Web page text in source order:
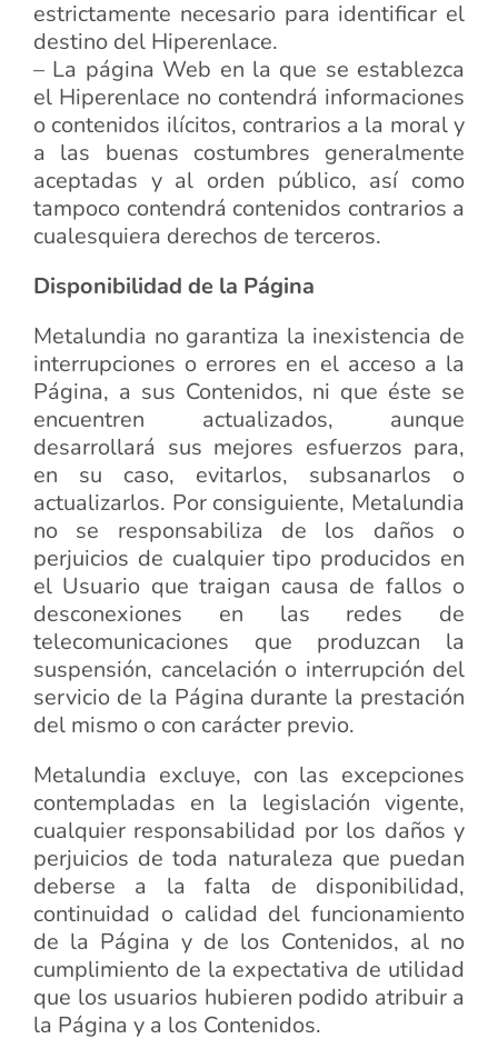
estrictamente necesario para identificar el
destino del Hiperenlace.
– La página Web en la que se establezca
el Hiperenlace no contendrá informaciones
o contenidos ilícitos, contrarios a la moral y
a las buenas costumbres generalmente
aceptadas y al orden público, así como
tampoco contendrá contenidos contrarios a
cualesquiera derechos de terceros.
Disponibilidad de la Página
Metalundia no garantiza la inexistencia de
interrupciones o errores en el acceso a la
Página, a sus Contenidos, ni que éste se
encuentren actualizados, aunque
desarrollará sus mejores esfuerzos para,
en su caso, evitarlos, subsanarlos o
actualizarlos. Por consiguiente, Metalundia
no se responsabiliza de los daños o
perjuicios de cualquier tipo producidos en
el Usuario que traigan causa de fallos o
desconexiones en las redes de
telecomunicaciones que produzcan la
suspensión, cancelación o interrupción del
servicio de la Página durante la prestación
del mismo o con carácter previo.
Metalundia excluye, con las excepciones
contempladas en la legislación vigente,
cualquier responsabilidad por los daños y
perjuicios de toda naturaleza que puedan
deberse a la falta de disponibilidad,
continuidad o calidad del funcionamiento
de la Página y de los Contenidos, al no
cumplimiento de la expectativa de utilidad
que los usuarios hubieren podido atribuir a
la Página y a los Contenidos.